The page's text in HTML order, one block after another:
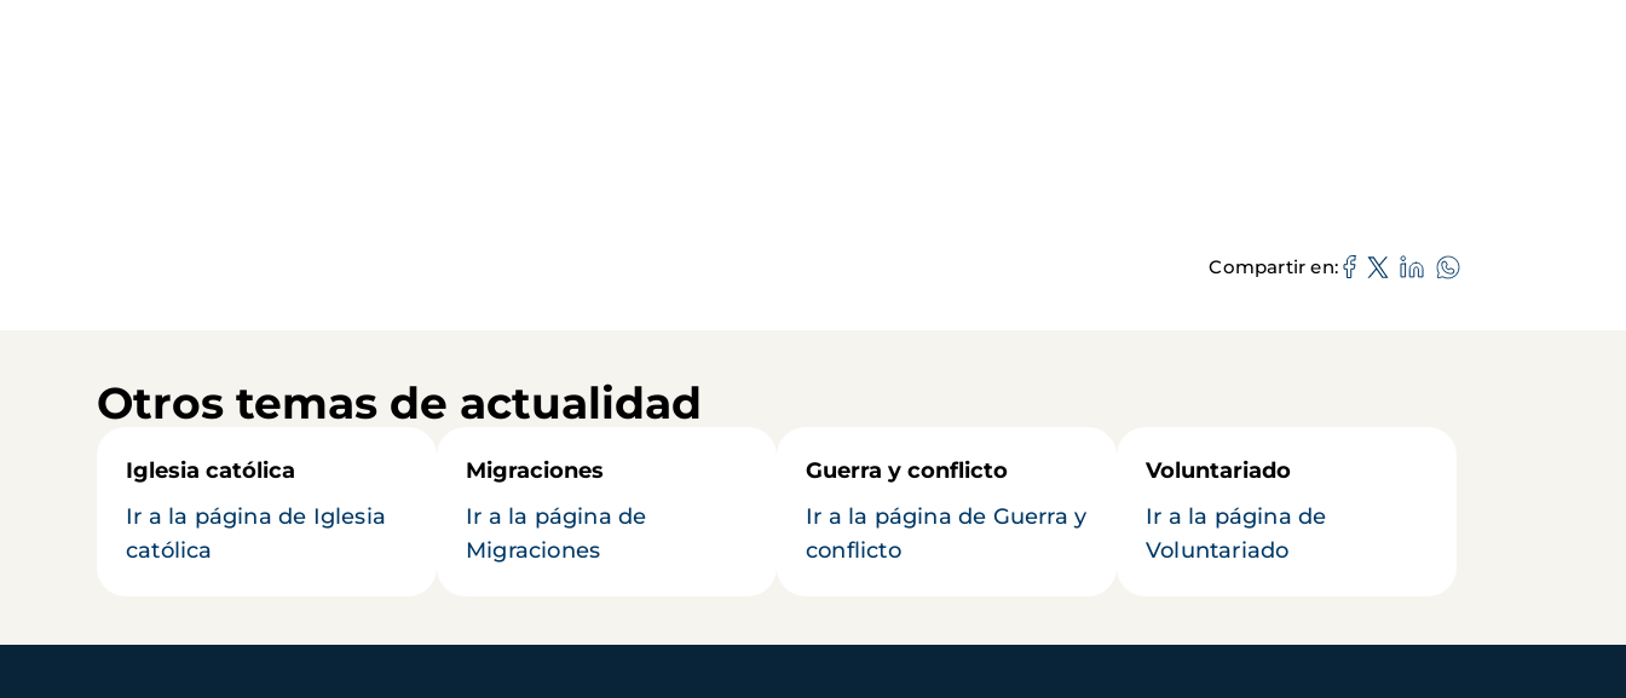
Compartir en
Otros temas de actualidad
Iglesia católica
Ir a la página de Iglesia
católica
Migraciones
Ir a la página de
Migraciones
Guerra y conflicto
Ir a la página de Guerra y
conflicto
Voluntariado
Ir a la página de
Voluntariado